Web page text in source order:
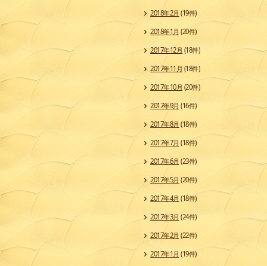
2018年2月 (19件)
2018年1月 (20件)
2017年12月 (18件)
2017年11月 (18件)
2017年10月(20件)
2017年9月 (16件)
2017年8月 (18件)
2017年7月 (18件)
2017年6月 (23件)
2017年5月 (20件)
2017年4月 (18件)
2017年3月 (24件)
2017年2月 (22件)
2017年1月 (19件)